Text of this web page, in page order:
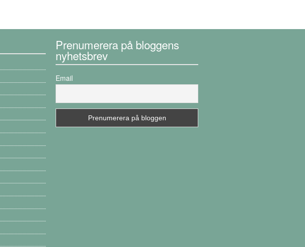
Prenumerera på bloggens
nyhetsbrev
Email